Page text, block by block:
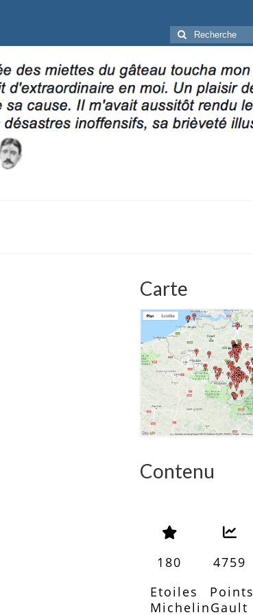
Rechercher
:
Carte
Contenu
180
Etoiles
Michelin
4759
Points
Gault